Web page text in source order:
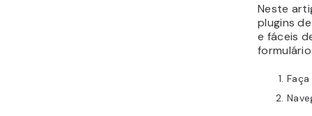
Neste
plugins
e fáceis